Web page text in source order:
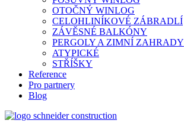
OTOČNÝ WINLOG
CELOHLINÍKOVÉ ZÁBRADLÍ
ZÁVĚSNÉ BALKÓNY
PERGOLY A ZIMNÍ ZAHRADY
ATYPICKÉ
STŘÍŠKY
Reference
Pro partnery
Blog